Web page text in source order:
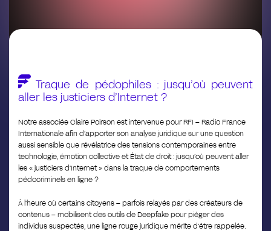
Traque de pédophiles : jusqu’où peuvent
aller les justiciers d’Internet ?
Notre associée Claire Poirson est intervenue pour RFI – Radio France
Internationale afin d’apporter son analyse juridique sur une question
aussi sensible que révélatrice des tensions contemporaines entre
technologie, émotion collective et État de droit : jusqu’où peuvent aller
les « justiciers d’Internet » dans la traque de comportements
pédocriminels en ligne ?
À l’heure où certains citoyens – parfois relayés par des créateurs de
contenus – mobilisent des outils de Deepfake pour piéger des
individus suspectés, une ligne rouge juridique mérite d’être rappelée.